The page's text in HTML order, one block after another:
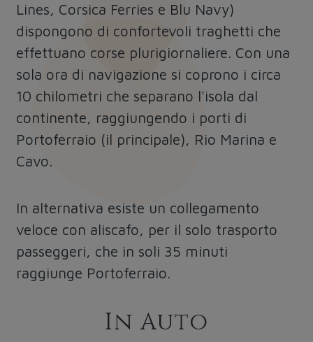
Lines, Corsica Ferries e Blu Navy)
dispongono di confortevoli traghetti che
effettuano corse plurigiornaliere. Con una
sola ora di navigazione si coprono i circa
10 chilometri che separano l'isola dal
continente, raggiungendo i porti di
Portoferraio (il principale), Rio Marina e
Cavo.
In alternativa esiste un collegamento
veloce con aliscafo, per il solo trasporto
passeggeri, che in soli 35 minuti
raggiunge Portoferraio.
In Auto